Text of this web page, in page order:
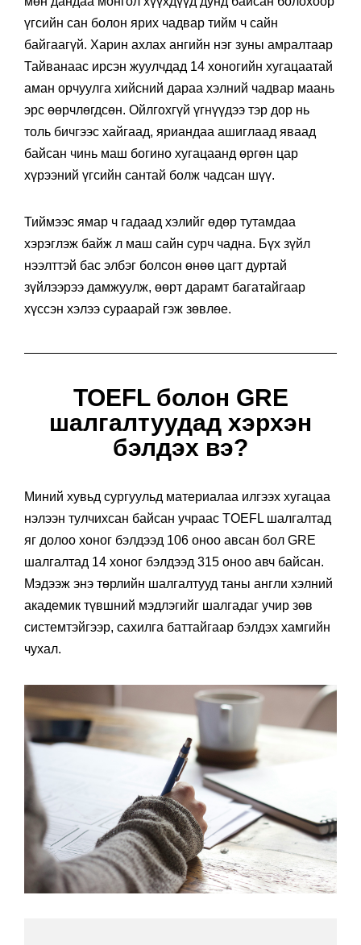
үгсийн сан болон ярих чадвар тийм ч сайн
байгаагүй. Харин ахлах ангийн нэг зуны амралтаар
Тайванаас ирсэн жуулчдад 14 хоногийн хугацаатай
аман орчуулга хийсний дараа хэлний чадвар маань
эрс өөрчлөгдсөн. Ойлгохгүй үгнүүдээ тэр дор нь
толь бичгээс хайгаад, яриандаа ашиглаад яваад
байсан чинь маш богино хугацаанд өргөн цар
хүрээний үгсийн сантай болж чадсан шүү.
Тиймээс ямар ч гадаад хэлийг өдөр тутамдаа
хэрэглэж байж л маш сайн сурч чадна. Бүх зүйл
нээлттэй бас элбэг болсон өнөө цагт дуртай
зүйлээрээ дамжуулж, өөрт дарамт багатайгаар
хүссэн хэлээ сураарай гэж зөвлөе.
TOEFL болон GRE
шалгалтуудад хэрхэн
бэлдэх вэ?
Миний хувьд сургуульд материалаа илгээх хугацаа
нэлээн тулчихсан байсан учраас TOEFL шалгалтад
яг долоо хоног бэлдээд 106 оноо авсан бол GRE
шалгалтад 14 хоног бэлдээд 315 оноо авч байсан.
Мэдээж энэ төрлийн шалгалтууд таны англи хэлний
академик түвшний мэдлэгийг шалгадаг учир зөв
системтэйгээр, сахилга баттайгаар бэлдэх хамгийн
чухал.